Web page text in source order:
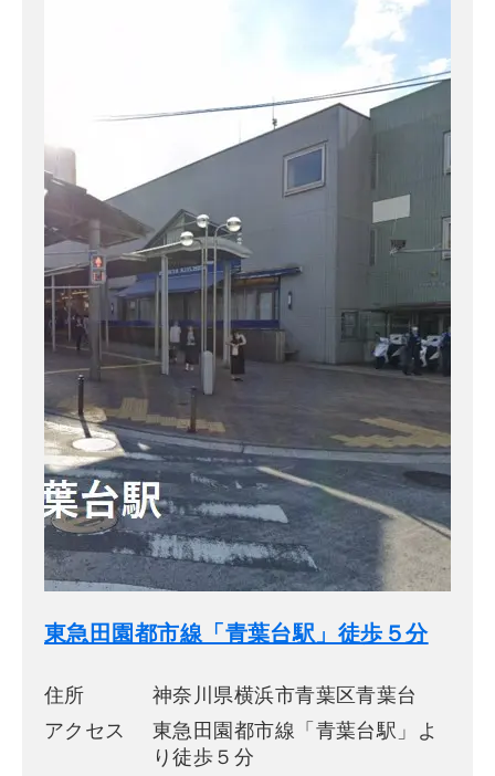
東急田園都市線「青葉台駅」徒歩５分
住所
神奈川県横浜市青葉区青葉台
アクセス
東急田園都市線「青葉台駅」よ
り徒歩５分